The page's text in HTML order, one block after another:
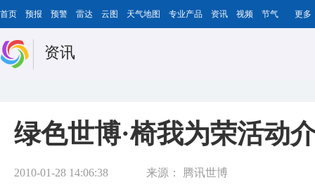
首页 预报 预警 雷达 云图 天气地图 专业产品 资讯 视频 节气 更多
资讯
绿色世博·椅我为荣活动
2010-01-28 14:06:38 来源： 腾讯世博